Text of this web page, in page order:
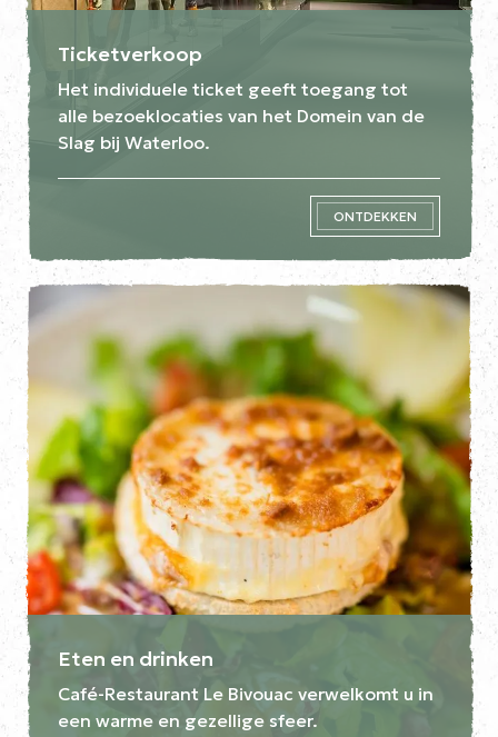
Ticketverkoop
Het individuele ticket geeft toegang tot
alle bezoeklocaties van het Domein van de
Slag bij Waterloo.
ONTDEKKEN
Eten en drinken
Café-Restaurant Le Bivouac verwelkomt u in
een warme en gezellige sfeer.